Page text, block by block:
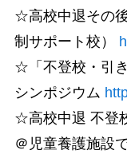
☆高校中退その
制サポート校）
☆「不登校・引
シンポジウム
☆高校中退 不登
＠児童養護施設